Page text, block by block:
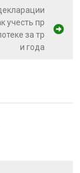
учесть пр
за тр
и года